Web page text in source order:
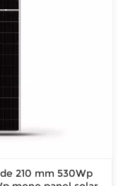
210 mm 530Wp